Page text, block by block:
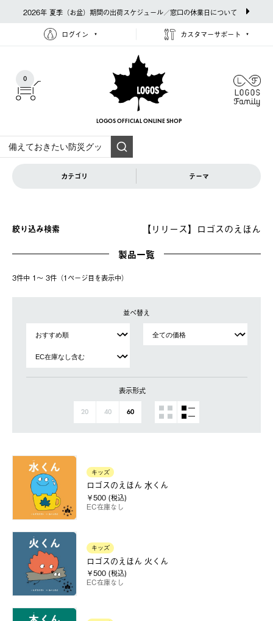
2026年 夏季（お盆）期間の出荷スケジュール／窓口の休業日について
ログイン カスタマーサポート
0
LOGOS OFFICIAL ONLINE SHOP
カテゴリ テーマ
絞り込み検索 【リリース】ロゴスのえほん
製品一覧
3件中 1〜 3件（1ページ⽬を表⽰中）
並べ替え
表示形式
20 40 60
キッズ
ロゴスのえほん 水くん
￥500 (税込)
EC在庫なし
キッズ
ロゴスのえほん 火くん
￥500 (税込)
EC在庫なし